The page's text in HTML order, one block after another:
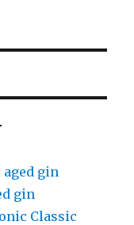
gin
gin
Classic